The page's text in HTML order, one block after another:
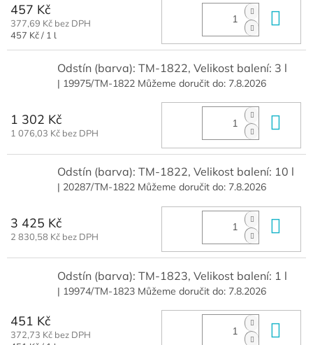
457 Kč
377,69 Kč bez DPH
Měrná
cena:
457 Kč / 1 l
Odstín (barva): TM-1822, Velikost balení: 3 l
| 19975/TM-1822 Můžeme doručit do: 7.8.2026
1 302 Kč
1 076,03 Kč bez DPH
Odstín (barva): TM-1822, Velikost balení: 10 l
| 20287/TM-1822 Můžeme doručit do: 7.8.2026
3 425 Kč
2 830,58 Kč bez DPH
Odstín (barva): TM-1823, Velikost balení: 1 l
| 19974/TM-1823 Můžeme doručit do: 7.8.2026
451 Kč
372,73 Kč bez DPH